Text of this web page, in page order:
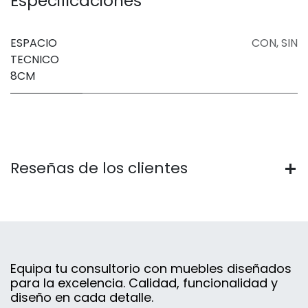
ESPACIO
TECNICO
8CM
CON,SIN
Reseñas de los clientes
Equipa tu consultorio con muebles diseñados
para la excelencia. Calidad, funcionalidad y
diseño en cada detalle.